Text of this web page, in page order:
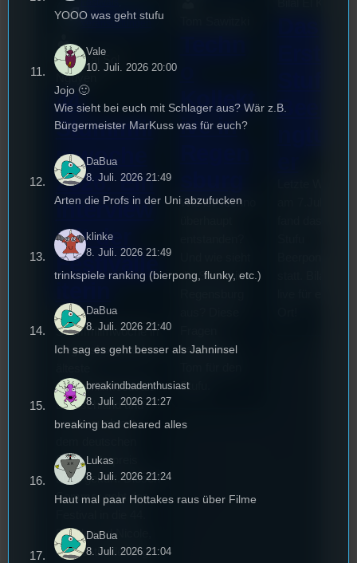
Interview, Kultur ,
Veranstaltungen
Sao-Mai Sol
Nguyen
44.
Stummfil
mwoche
2026: Ein
Interview
mit der
Festivalle
Die
Stummfilmwoche in
Regensburg ist das
Stummfilmfestivals
Deutschland und
wurde auch mit
Stummfilmpreis
2022 gekürt. Diesen
Sommer geht das
Runde und Nicole,
die Festivalleitung,
Kollekt
ive in
Wie ist Techno
die Szene in
beleuchtet
Stufu.
Beerpo
YOOO was geht stufu
Vale
10. Juli. 2026 20:00
Jojo 🙂
Wie sieht bei euch mit Schlager aus? Wär z.B.
Bürgermeister MarKuss was für euch?
DaBua
8. Juli. 2026 21:49
Arten die Profs in der Uni abzufucken
klinke
8. Juli. 2026 21:49
trinkspiele ranking (bierpong, flunky, etc.)
DaBua
8. Juli. 2026 21:40
Ich sag es geht besser als Jahninsel
breakindbadenthusiast
8. Juli. 2026 21:27
breaking bad cleared alles
Lukas
8. Juli. 2026 21:24
Haut mal paar Hottakes raus über Filme
DaBua
8. Juli. 2026 21:04